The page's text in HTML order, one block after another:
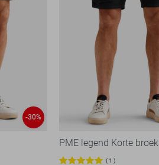
-30%
PME legend Korte broek
1